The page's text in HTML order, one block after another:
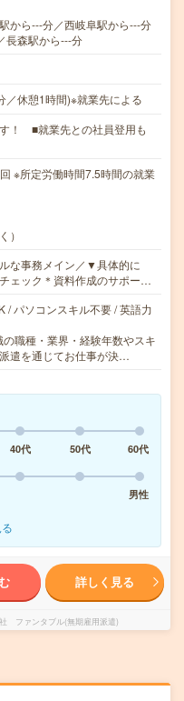
から---分／西岐阜駅から---分
長森駅から---分
休憩1時間)※就業先による
！ ■就業先との社員登用も
※所定労働時間7.5時間の就業
）
な事務メイン／▼具体的に
ェック＊資料作成のサポー…
/ パソコンスキル不要 / 英語力
の職種・業界・経験年数やスキ
遣を通じてお仕事が決…
40代 50代
60代
男性
詳しく見る
ファンタブル(無期雇用派遣)